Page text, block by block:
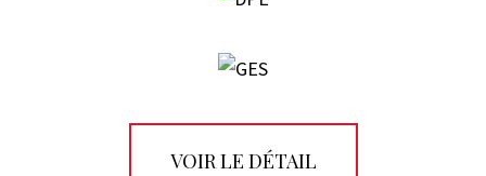
VOIR LE DÉTAIL